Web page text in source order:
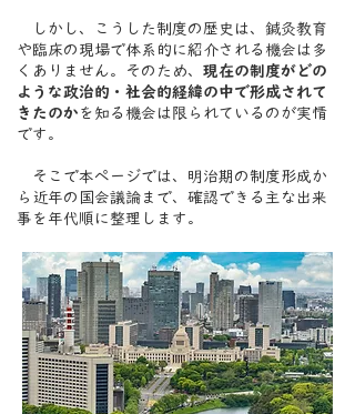
しかし、こうした制度の歴史は、鍼灸教育
や臨床の現場で体系的に紹介される機会は多
くありません。そのため、 現在の制度がどの
ような政治的・社会的経緯の中で形成されて
きたのか を知る機会は限られているのが実情
です。
​ そこで本ページでは、明治期の制度形成か
ら近年の国会議論まで、確認できる主な出来
事を年代順に整理します。